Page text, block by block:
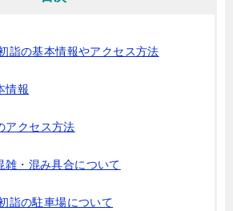
詣の基本情報やアクセス方法
情報
アクセス方法
雑・混み具合について
詣の駐車場について